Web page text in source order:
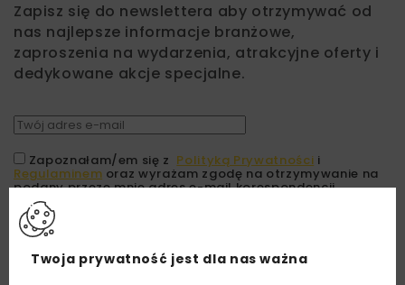
Zapisz się do newslettera aby otrzymywać od
nas najlepsze informacje branżowe,
zaproszenia na wydarzenia, atrakcyjne oferty i
dedykowane akcje specjalne.
Zapoznałam/em się z Polityką Prywatności i
Regulaminem oraz wyrażam zgodę na otrzymywanie na
podany przeze mnie adres e-mail korespondencji
handlowej w postaci newslettera.
ZAPISZ MNIE
Twoja prywatność jest dla nas ważna